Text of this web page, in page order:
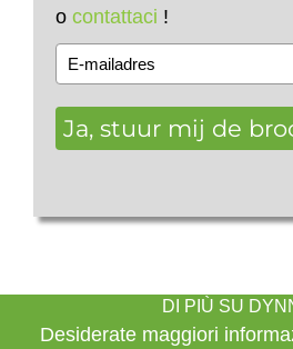
o contattaci !
Ja, stuur mij de
DI PIÙ SU
Desiderate maggiori